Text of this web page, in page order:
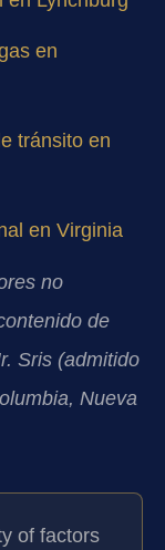
en
tránsito en
en Virginia
no
de
Sris (admitido
Nueva
of factors